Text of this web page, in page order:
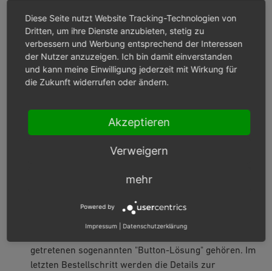
Sortierung
Die Sortierung bestimmt die Reihenfolge, in der die
Attribute angezeigt werden. Sie steuert die Anzeige
auf der Detailseite des Artikels und der Filter in der
Kategorieübersicht. Das Attribut mit dem kleinsten
Wert des Attributs für Artikel im Bestellprozess
Attribut im Warenkorb und in der Bestellübersicht
Information von Kunden im Bestellabschluss
umgesetzt, die zu der vom Deutschen Bundestag
getretenen sogenannten "Button-Lösung" gehören. Im
letzten Bestellschritt werden die Details zur
Diese Seite nutzt Website Tracking-Technologien von
Dritten, um ihre Dienste anzubieten, stetig zu
verbessern und Werbung entsprechend der Interessen
der Nutzer anzuzeigen. Ich bin damit einverstanden
und kann meine Einwilligung jederzeit mit Wirkung für
die Zukunft widerrufen oder ändern.
Akzeptieren
Verweigern
mehr
Powered by
Impressum Datenschutzerklärung